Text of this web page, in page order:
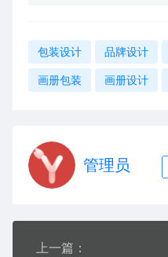
包装设计 品牌设计
画册包装 画册设计
管理员
上一篇：